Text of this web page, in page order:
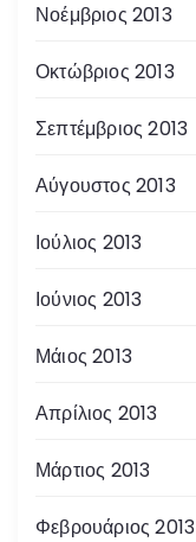
Νοέμβριος 2013
Οκτώβριος 2013
Σεπτέμβριος 2013
Αύγουστος 2013
Ιούλιος 2013
Ιούνιος 2013
Μάιος 2013
Απρίλιος 2013
Μάρτιος 2013
Φεβρουάριος 2013